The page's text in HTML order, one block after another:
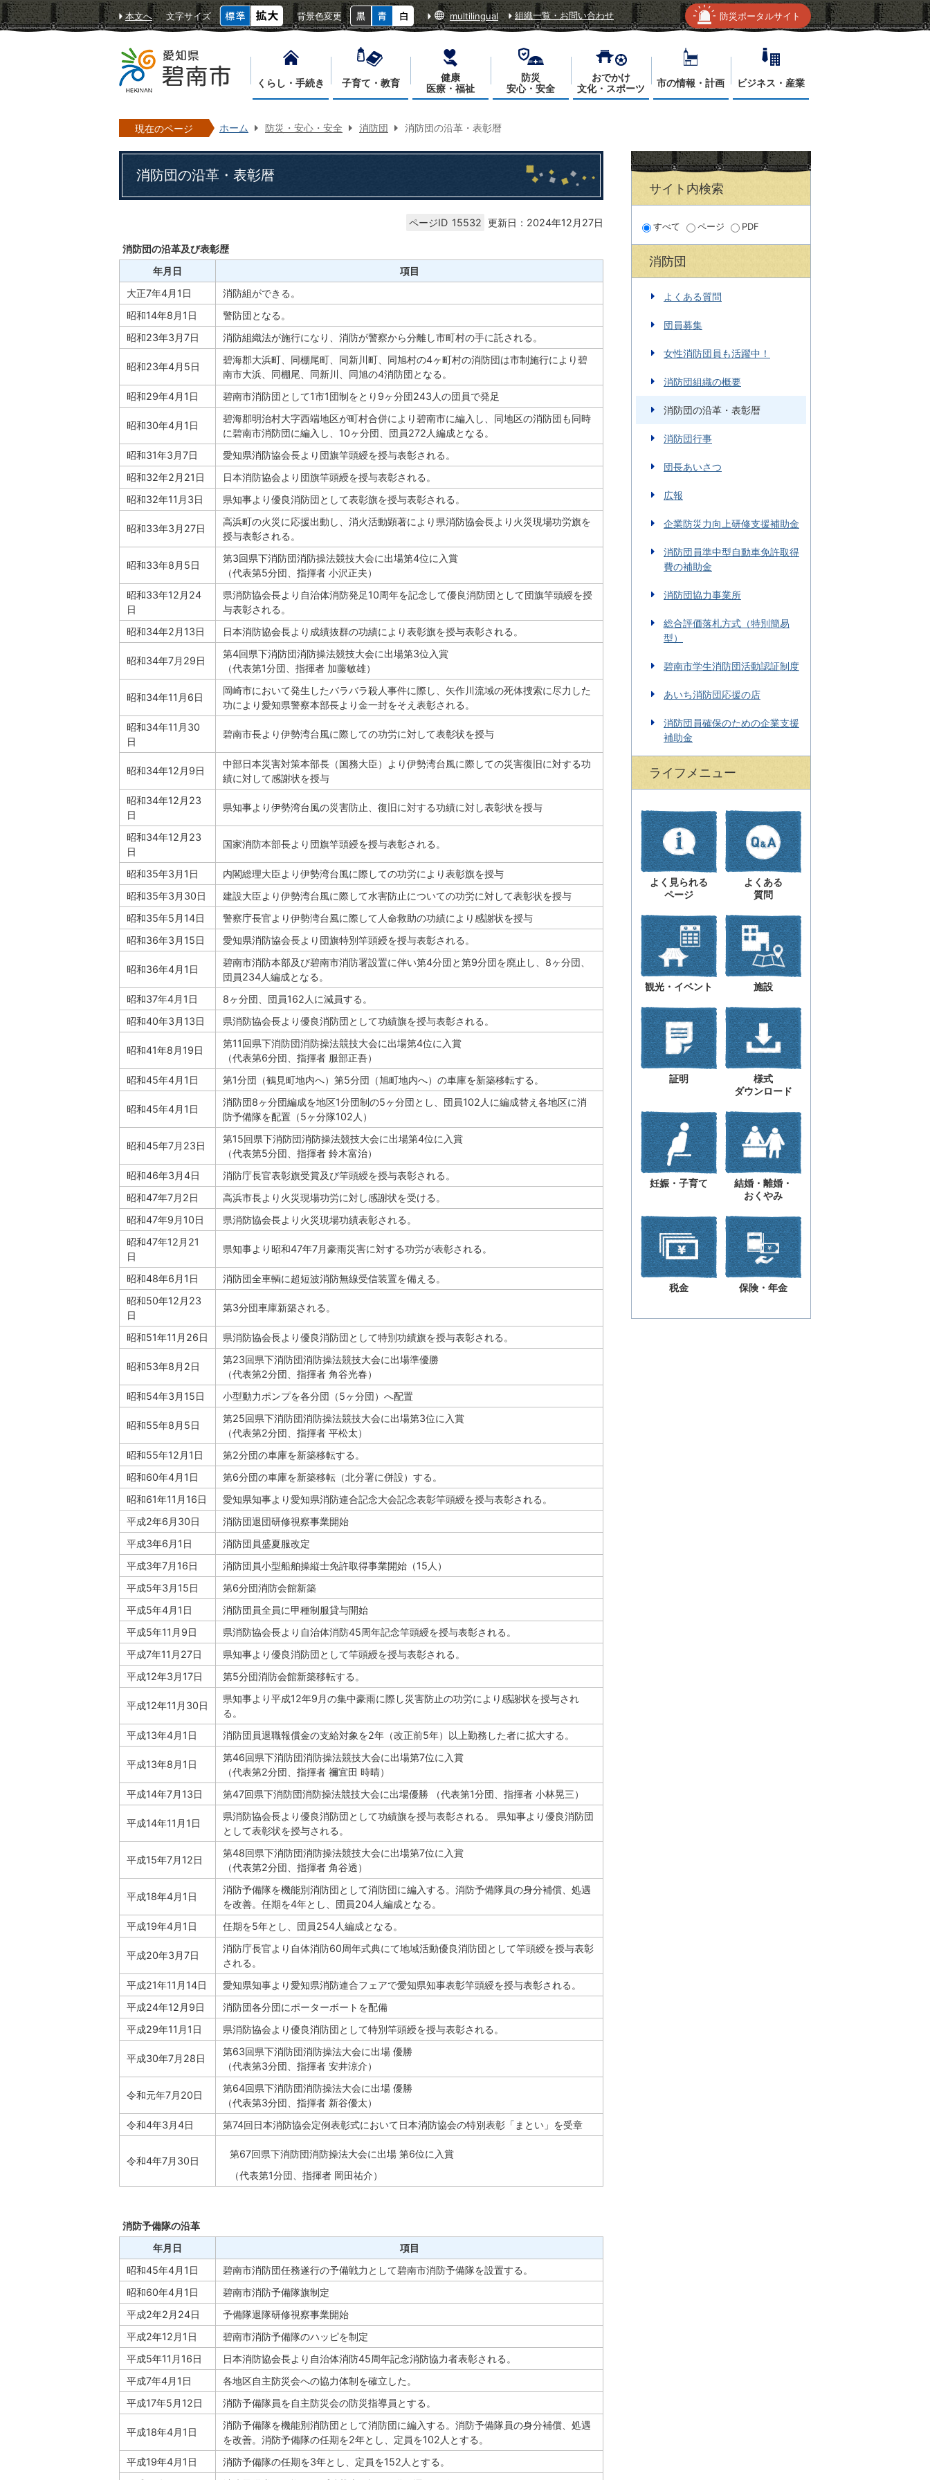
本文へ 文字サイズ 背景色変更 multilingual 組織一覧・お問い合わせ 防災ポータルサイト
くらし・手続き 子育て・教育
健康
医療・福祉
防災
安心・安全
おでかけ
文化・スポーツ
市の情報・計画 ビジネス・産業
現在のページ ホーム 防災・安心・安全 消防団 消防団の沿革・表彰暦
消防団の沿革・表彰暦
ページID 15532 更新日：2024年12月27日
消防団の沿革及び表彰歴
年月日
項目
大正7年4月1日
消防組ができる。
昭和14年8月1日
警防団となる。
昭和23年3月7日
消防組織法が施行になり、消防が警察から分離し市町村の手に託される。
昭和23年4月5日
碧海郡大浜町、同棚尾町、同新川町、同旭村の4ヶ町村の消防団は市制施行により碧
南市大浜、同棚尾、同新川、同旭の4消防団となる。
昭和29年4月1日
碧南市消防団として1市1団制をとり9ヶ分団243人の団員で発足
昭和30年4月1日
碧海郡明治村大字西端地区が町村合併により碧南市に編入し、同地区の消防団も同時
に碧南市消防団に編入し、10ヶ分団、団員272人編成となる。
昭和31年3月7日
愛知県消防協会長より団旗竿頭綬を授与表彰される。
昭和32年2月21日
日本消防協会より団旗竿頭綬を授与表彰される。
昭和32年11月3日
県知事より優良消防団として表彰旗を授与表彰される。
昭和33年3月27日
高浜町の火災に応援出動し、消火活動顕著により県消防協会長より火災現場功労旗を
授与表彰される。
昭和33年8月5日
第3回県下消防団消防操法競技大会に出場第4位に入賞
（代表第5分団、指揮者 小沢正夫）
昭和33年12月24
日
県消防協会長より自治体消防発足10周年を記念して優良消防団として団旗竿頭綬を授
与表彰される。
昭和34年2月13日
日本消防協会長より成績抜群の功績により表彰旗を授与表彰される。
昭和34年7月29日
第4回県下消防団消防操法競技大会に出場第3位入賞
（代表第1分団、指揮者 加藤敏雄）
昭和34年11月6日
岡崎市において発生したバラバラ殺人事件に際し、矢作川流域の死体捜索に尽力した
功により愛知県警察本部長より金一封をそえ表彰される。
昭和34年11月30
日
碧南市長より伊勢湾台風に際しての功労に対して表彰状を授与
昭和34年12月9日
中部日本災害対策本部長（国務大臣）より伊勢湾台風に際しての災害復旧に対する功
績に対して感謝状を授与
昭和34年12月23
日
県知事より伊勢湾台風の災害防止、復旧に対する功績に対し表彰状を授与
昭和34年12月23
日
国家消防本部長より団旗竿頭綬を授与表彰される。
昭和35年3月1日
内閣総理大臣より伊勢湾台風に際しての功労により表彰旗を授与
昭和35年3月30日
建設大臣より伊勢湾台風に際して水害防止についての功労に対して表彰状を授与
昭和35年5月14日
警察庁長官より伊勢湾台風に際して人命救助の功績により感謝状を授与
昭和36年3月15日
愛知県消防協会長より団旗特別竿頭綬を授与表彰される。
昭和36年4月1日
碧南市消防本部及び碧南市消防署設置に伴い第4分団と第9分団を廃止し、8ヶ分団、
団員234人編成となる。
昭和37年4月1日
8ヶ分団、団員162人に減員する。
昭和40年3月13日
県消防協会長より優良消防団として功績旗を授与表彰される。
昭和41年8月19日
第11回県下消防団消防操法競技大会に出場第4位に入賞
（代表第6分団、指揮者 服部正吾）
昭和45年4月1日
第1分団（鶴見町地内へ）第5分団（旭町地内へ）の車庫を新築移転する。
昭和45年4月1日
消防団8ヶ分団編成を地区1分団制の5ヶ分団とし、団員102人に編成替え各地区に消
防予備隊を配置（5ヶ分隊102人）
昭和45年7月23日
第15回県下消防団消防操法競技大会に出場第4位に入賞
（代表第5分団、指揮者 鈴木富治）
昭和46年3月4日
消防庁長官表彰旗受賞及び竿頭綬を授与表彰される。
昭和47年7月2日
高浜市長より火災現場功労に対し感謝状を受ける。
昭和47年9月10日
県消防協会長より火災現場功績表彰される。
昭和47年12月21
日
県知事より昭和47年7月豪雨災害に対する功労が表彰される。
昭和48年6月1日
消防団全車輌に超短波消防無線受信装置を備える。
昭和50年12月23
日
第3分団車庫新築される。
昭和51年11月26日 県消防協会長より優良消防団として特別功績旗を授与表彰される。
昭和53年8月2日
第23回県下消防団消防操法競技大会に出場準優勝
（代表第2分団、指揮者 角谷光春）
昭和54年3月15日
小型動力ポンプを各分団（5ヶ分団）へ配置
昭和55年8月5日
第25回県下消防団消防操法競技大会に出場第3位に入賞
（代表第2分団、指揮者 平松太）
昭和55年12月1日
第2分団の車庫を新築移転する。
昭和60年4月1日
第6分団の車庫を新築移転（北分署に併設）する。
昭和61年11月16日
愛知県知事より愛知県消防連合記念大会記念表彰竿頭綬を授与表彰される。
平成2年6月30日
消防団退団研修視察事業開始
平成3年6月1日
消防団員盛夏服改定
平成3年7月16日
消防団員小型船舶操縦士免許取得事業開始（15人）
平成5年3月15日
第6分団消防会館新築
平成5年4月1日
消防団員全員に甲種制服貸与開始
平成5年11月9日
県消防協会長より自治体消防45周年記念竿頭綬を授与表彰される。
平成7年11月27日
県知事より優良消防団として竿頭綬を授与表彰される。
平成12年3月17日
第5分団消防会館新築移転する。
平成12年11月30日
県知事より平成12年9月の集中豪雨に際し災害防止の功労により感謝状を授与され
る。
平成13年4月1日
消防団員退職報償金の支給対象を2年（改正前5年）以上勤務した者に拡大する。
平成13年8月1日
第46回県下消防団消防操法競技大会に出場第7位に入賞
（代表第2分団、指揮者 禰宜田 時晴）
平成14年7月13日
第47回県下消防団消防操法競技大会に出場優勝 （代表第1分団、指揮者 小林晃三）
平成14年11月1日
県消防協会長より優良消防団として功績旗を授与表彰される。 県知事より優良消防団
として表彰状を授与される。
平成15年7月12日
第48回県下消防団消防操法競技大会に出場第7位に入賞
（代表第2分団、指揮者 角谷透）
平成18年4月1日
消防予備隊を機能別消防団として消防団に編入する。消防予備隊員の身分補償、処遇
を改善。任期を4年とし、団員204人編成となる。
平成19年4月1日
任期を5年とし、団員254人編成となる。
平成20年3月7日
消防庁長官より自体消防60周年式典にて地域活動優良消防団として竿頭綬を授与表彰
される。
平成21年11月14日
愛知県知事より愛知県消防連合フェアで愛知県知事表彰竿頭綬を授与表彰される。
平成24年12月9日
消防団各分団にポーターボートを配備
平成29年11月1日
県消防協会より優良消防団として特別竿頭綬を授与表彰される。
平成30年7月28日
第63回県下消防団消防操法大会に出場 優勝
（代表第3分団、指揮者 安井涼介）
令和元年7月20日
第64回県下消防団消防操法大会に出場 優勝
（代表第3分団、指揮者 新谷優太）
令和4年3月4日
第74回日本消防協会定例表彰式において日本消防協会の特別表彰「まとい」を受章
令和4年7月30日
第67回県下消防団消防操法大会に出場 第6位に入賞
（代表第1分団、指揮者 岡田祐介）
消防予備隊の沿革
年月日
項目
昭和45年4月1日
碧南市消防団任務遂行の予備戦力として碧南市消防予備隊を設置する。
昭和60年4月1日
碧南市消防予備隊旗制定
平成2年2月24日
予備隊退隊研修視察事業開始
平成2年12月1日
碧南市消防予備隊のハッピを制定
平成5年11月16日
日本消防協会長より自治体消防45周年記念消防協力者表彰される。
平成7年4月1日
各地区自主防災会への協力体制を確立した。
平成17年5月12日
消防予備隊員を自主防災会の防災指導員とする。
平成18年4月1日
消防予備隊を機能別消防団として消防団に編入する。消防予備隊員の身分補償、処遇
を改善。消防予備隊の任期を2年とし、定員を102人とする。
平成19年4月1日
消防予備隊の任期を3年とし、定員を152人とする。
サイト内検索
すべて ページ PDF
消防団
よくある質問
団員募集
女性消防団員も活躍中！
消防団組織の概要
消防団の沿革・表彰暦
消防団行事
団長あいさつ
広報
企業防災力向上研修支援補助金
消防団員準中型自動車免許取得
費の補助金
消防団協力事業所
総合評価落札方式（特別簡易
型）
碧南市学生消防団活動認証制度
あいち消防団応援の店
消防団員確保のための企業支援
補助金
ライフメニュー
よく見られる
ページ
よくある
質問
観光・イベント 施設
証明
様式
ダウンロード
妊娠・子育て
結婚・離婚・
おくやみ
税金 保険・年金